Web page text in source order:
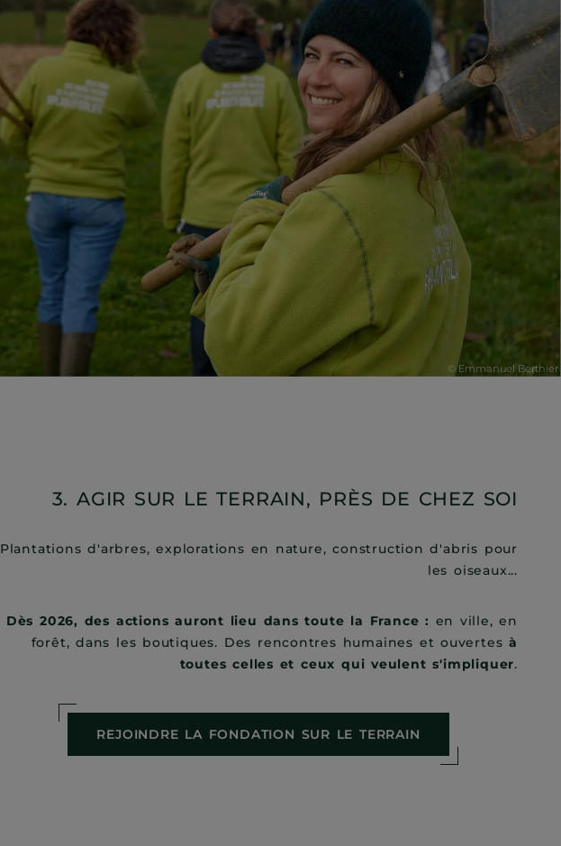
3. AGIR SUR LE TERRAIN, PRÈS DE CHEZ SOI
Plantations d'arbres, explorations en nature, construction d'abris pour
les oiseaux...
Dès 2026, des actions auront lieu dans toute la France : en ville, en
forêt, dans les boutiques. Des rencontres humaines et ouvertesà
toutes celles et ceux qui veulent s'impliquer.
REJOINDRE LA FONDATION SUR LE TERRAIN